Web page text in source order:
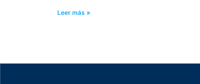
Leer más »